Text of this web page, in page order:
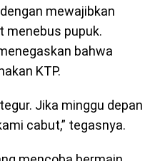
mewajibkan
menebus pupuk.
bahwa
KTP.
Jika minggu depan
cabut,” tegasnya.